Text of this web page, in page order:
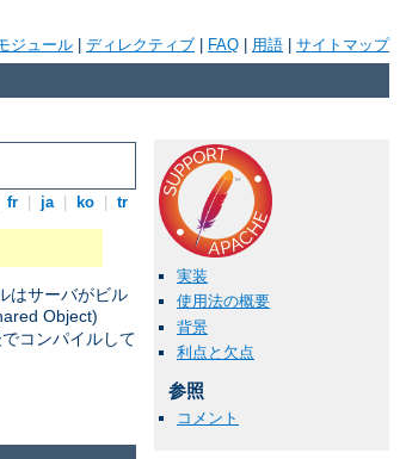
ジュール ディレクティブ FAQ 用語 サイトマップ
fr ja ko tr
はサーバがビル
Object)
コンパイルして
実装
使用法の概要
背景
利点と欠点
参照
コメント